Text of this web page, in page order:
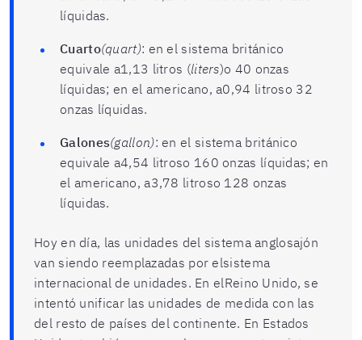
líquidas.
Cuarto(quart): en el sistema británico
equivale a1,13 litros (liters)o 40 onzas
líquidas; en el americano, a0,94 litroso 32
onzas líquidas.
Galones(gallon): en el sistema británico
equivale a4,54 litroso 160 onzas líquidas; en
el americano, a3,78 litroso 128 onzas
líquidas.
Hoy en día, las unidades del sistema anglosajón
van siendo reemplazadas por elsistema
internacional de unidades. En elReino Unido, se
intentó unificar las unidades de medida con las
del resto de países del continente. En Estados